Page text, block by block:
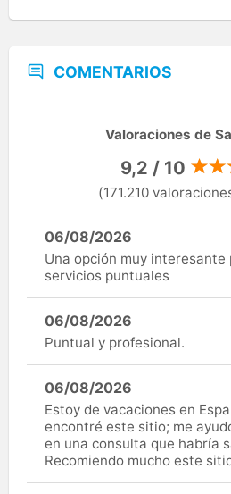
COMENTARIOS
Valoraciones de
9,2 / 10
(171.210
06/08/2026
Una opción muy
servicios puntuales
06/08/2026
Puntual y profesional.
06/08/2026
Estoy de vacaciones en
encontré este sitio; me
en una consulta que habría
Recomiendo mucho este